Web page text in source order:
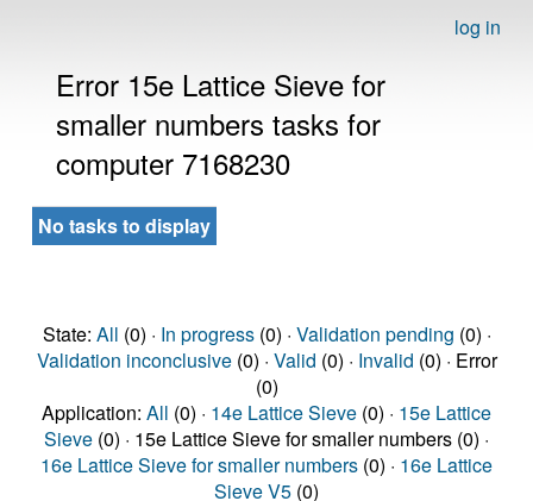
log in
Error 15e Lattice Sieve for
smaller numbers tasks for
computer 7168230
No tasks to display
State: All (0) · In progress(0) · Validation pending (0) ·
Validation inconclusive(0) · Valid (0) · Invalid (0) · Error
(0)
Application: All (0) · 14e Lattice Sieve (0) · 15e Lattice
Sieve (0) · 15e Lattice Sieve for smaller numbers (0) ·
16e Lattice Sieve for smaller numbers (0) · 16e Lattice
Sieve V5 (0)